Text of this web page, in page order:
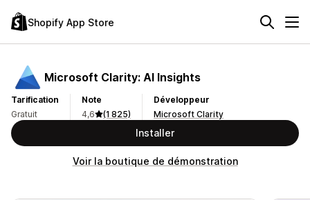
Shopify App Store
Microsoft Clarity: AI Insights
Tarification
Gratuit
Note
4,6
(1 825)
Développeur
Microsoft Clarity
Installer
Voir la boutique de démonstration